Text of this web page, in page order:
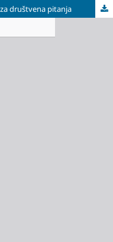
društvena pitanja